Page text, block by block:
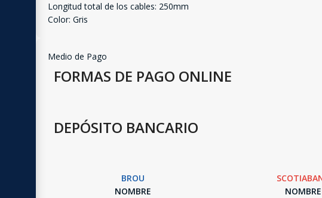
Longitud total de los cables: 250mm
Color: Gris
Medio de Pago
FORMAS DE PAGO ONLINE
DEPÓSITO BANCARIO
BROU
NOMBRE
NOMBRE